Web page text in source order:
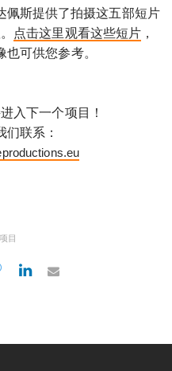
佩斯提供了拍摄这五部短片
点击这里观看这些短片 ，
可供您参考。
入下一个项目！
们联系：
目